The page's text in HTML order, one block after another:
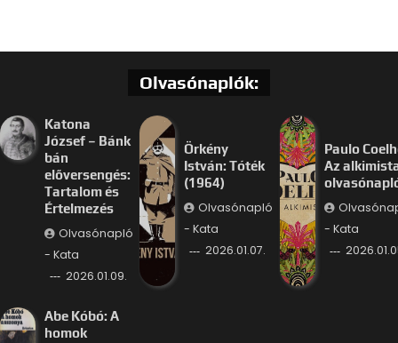
Olvasónaplók:
Katona
József – Bánk
bán
előversengés:
Tartalom és
Értelmezés
Olvasónapló
- Kata
2026.01.09.
Örkény
István: Tóték
(1964)
Olvasónapló
- Kata
2026.01.07.
Paulo
Az
- Kata
Abe Kóbó: A
homok